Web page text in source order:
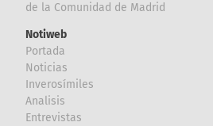
de la Comunidad de Madrid
Notiweb
Portada
Noticias
Inverosímiles
Analisis
Entrevistas